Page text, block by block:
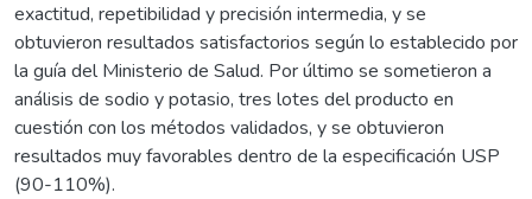
exactitud, repetibilidad y precisión intermedia, y se
obtuvieron resultados satisfactorios según lo establecido por
la guía del Ministerio de Salud. Por último se sometieron a
análisis de sodio y potasio, tres lotes del producto en
cuestión con los métodos validados, y se obtuvieron
resultados muy favorables dentro de la especificación USP
(90-110%).